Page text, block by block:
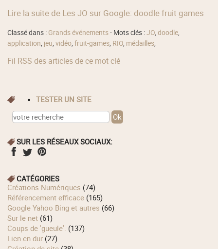
Lire la suite de Les JO sur Google: doodle fruit games
Classé dans : Grands événements- Mots clés :JO,doodle,
application, jeu,vidéo,fruit-games, RIO, médailles,
Fil RSS des articles de ce mot clé
TESTER UN SITE
SUR LES RÉSEAUX SOCIAUX:
CATÉGORIES
Créations Numériques (74)
Référencement efficace (165)
Google Yahoo Bing et autres (66)
Sur le net (61)
Coups de 'gueule'. (137)
Lien en dur (27)